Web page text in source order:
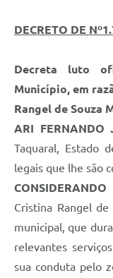
DECRETO DE
Decreta luto
Município, em
Rangel de Souza
ARI FERNANDO
Taquaral, Estado
legais que lhe são
CONSIDERANDO
Cristina Rangel
municipal, que
relevantes
sua conduta pelo